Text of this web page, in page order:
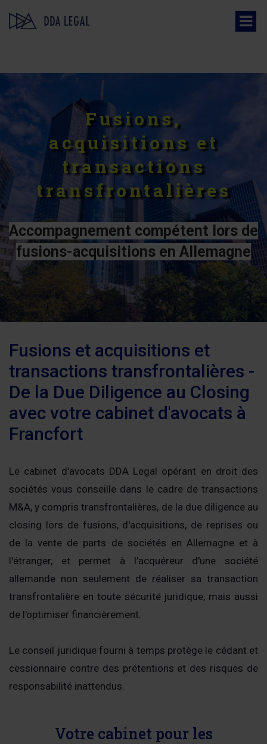
Fusions,
acquisitions et
transactions
transfrontalières
Accompagnement compétent lors de
fusions-acquisitions en Allemagne
Fusions et acquisitions et
transactions transfrontalières -
De la Due Diligence au Closing
avec votre cabinet d'avocats à
Francfort
Le cabinet d'avocats DDA Legal opérant en droit des
sociétés vous conseille dans le cadre de transactions
M&A, y compris transfrontalières, de la due diligence au
closing lors de fusions, d'acquisitions, de reprises ou
de la vente de parts de sociétés en Allemagne et à
l'étranger, et permet à l'acquéreur d'une société
allemande non seulement de réaliser sa transaction
transfrontalière en toute sécurité juridique, mais aussi
de l'optimiser financièrement.
Le conseil juridique fourni à temps protège le cédant et
cessionnaire contre des prétentions et des risques de
responsabilité inattendus.
Votre cabinet pour les